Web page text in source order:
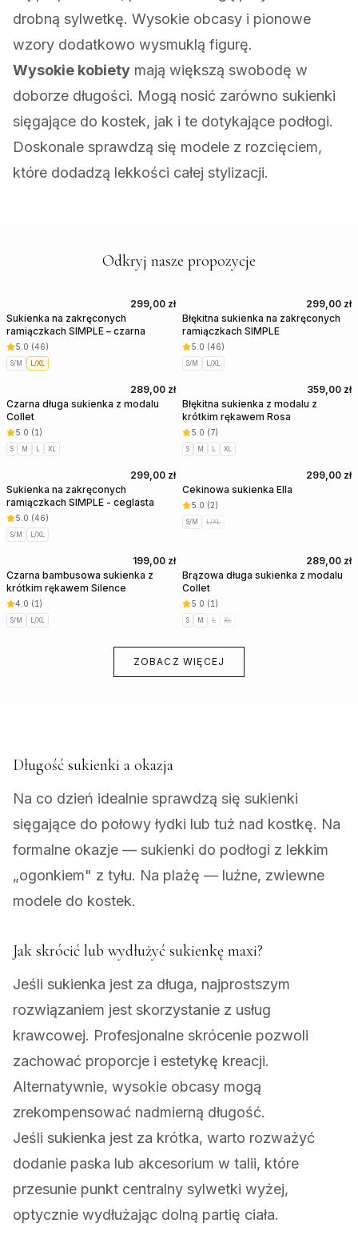
drobną sylwetkę. Wysokie obcasy i pionowe
wzory dodatkowo wysmuklą figurę.
Wysokie kobiety mają większą swobodę w
doborze długości. Mogą nosić zarówno sukienki
sięgające do kostek, jak i te dotykające podłogi.
Doskonale sprawdzą się modele z rozcięciem,
które dodadzą lekkości całej stylizacji.
Odkryj nasze propozycje
299,00 zł
Sukienka na zakręconych
ramiączkach SIMPLE – czarna
5.0 (46)
S/M L/XL
299,00 zł
Błękitna sukienka na zakręconych
ramiączkach SIMPLE
5.0 (46)
S/M L/XL
289,00 zł
Czarna długa sukienka z modalu
Collet
5.0 (1 )
S M XL
359,00 zł
Błękitna sukienka z modalu z
krótkim rękawem Rosa
5.0 (7)
S M XL
299,00 zł
Sukienka na zakręconych
ramiączkach SIMPLE - ceglasta
5.0 (46)
S/M L/XL
299,00 zł
Cekinowa sukienka Ella
5.0 (2)
S/M L/XL
199,00 zł
Czarna bambusowa sukienka z
krótkim rękawem Silence
4.0 (1 )
S/M L/XL
289,00 zł
Brązowa długa sukienka z modalu
Collet
5.0 (1 )
S M L XL
ZOBACZ WIĘCEJ
Długość sukienki a okazja
Na co dzień idealnie sprawdzą się sukienki
sięgające do połowy łydki lub tuż nad kostkę. Na
formalne okazje — sukienki do podłogi z lekkim
„ogonkiem" z tyłu. Na plażę — luźne, zwiewne
modele do kostek.
Jak skrócić lub wydłużyć sukienkę maxi?
Jeśli sukienka jest za długa, najprostszym
rozwiązaniem jest skorzystanie z usług
krawcowej. Profesjonalne skrócenie pozwoli
zachować proporcje i estetykę kreacji.
Alternatywnie, wysokie obcasy mogą
zrekompensować nadmierną długość.
Jeśli sukienka jest za krótka, warto rozważyć
dodanie paska lub akcesorium w talii, które
przesunie punkt centralny sylwetki wyżej,
optycznie wydłużając dolną partię ciała.